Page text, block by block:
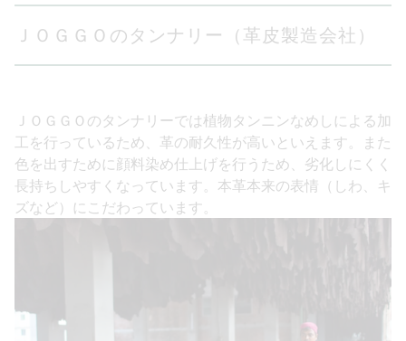
ＪＯＧＧＯのタンナリー（革皮製造会社）
ＪＯＧＧＯのタンナリーでは植物タンニンなめしによる加
工を行っているため、革の耐久性が高いといえます。また
色を出すために顔料染め仕上げを行うため、劣化しにくく
長持ちしやすくなっています。本革本来の表情（しわ、キ
ズなど）にこだわっています。